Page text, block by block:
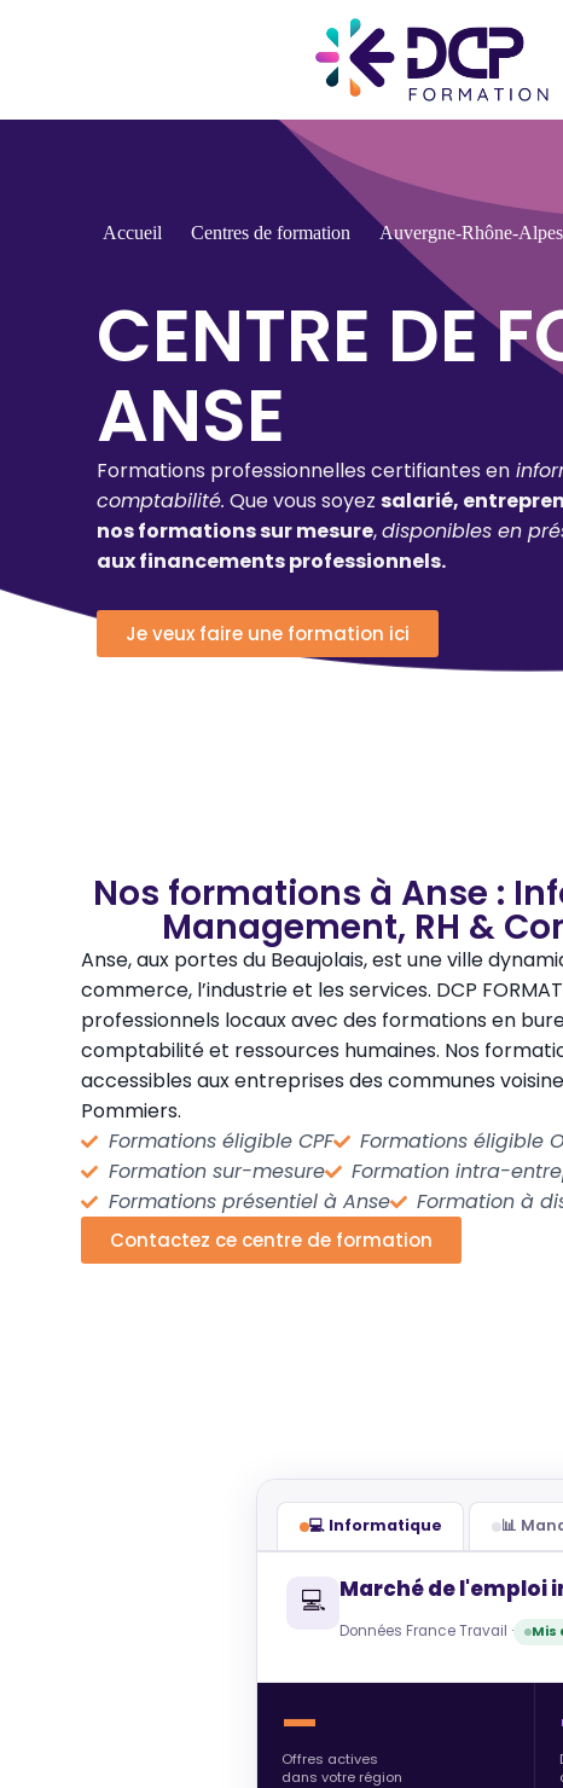
Accueil Centres de formation Auvergne-Rhône-Alpes
CENTRE DE
ANSE
Formations professionnelles certifiantes en
comptabilité. Que vous soyez salarié,
nos formations sur mesure,disponibles en
aux financements professionnels.
Je veux faire une formation ici
Nos formations à Anse :
Management, RH &
Anse, aux portes du Beaujolais, est une ville
commerce, l’industrie et les services. DCP
professionnels locaux avec des formations en
comptabilité et ressources humaines. Nos
accessibles aux entreprises des communes
Pommiers.
Formations éligible CPF
Formations éligible
Formation sur-mesure
Formation intra-
Formations présentiel à Anse
Formation à
Contactez ce centre de formation
💻 Informatique 📊
💻 Marché de l'emploi
Données France Travail · Mis
—
Offres actives
dans votre région